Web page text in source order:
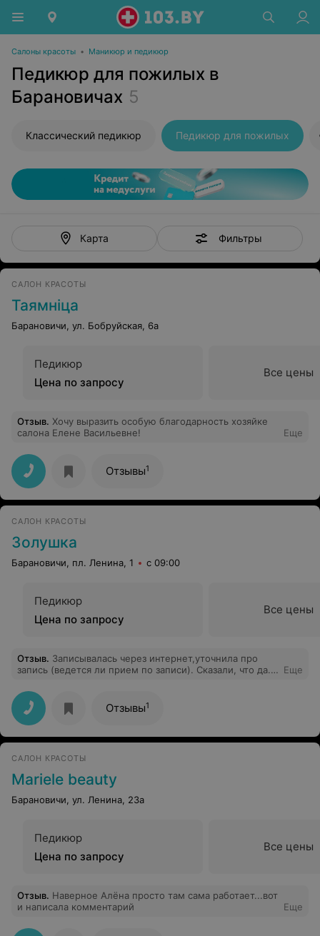
Салоны красоты • Маникюр и педикюр
Педикюр для пожилых в
Барановичах 5
Классический педикюр Педикюр для пожилых
Карта Фильтры
САЛОН КРАСОТЫ
Таямнiца
Барановичи, ул. Бобруйская, 6а
Педикюр
Цена по запросу
Все цены
Отзыв. Хочу выразить особую благодарность хозяйке
салона Елене Васильевне!
Еще
Отзывы1
САЛОН КРАСОТЫ
Золушка
Барановичи, пл. Ленина, 1 с 09:00
Педикюр
Цена по запросу
Все цены
Отзыв. Записывалась через интернет,уточнила про
запись (ведется ли прием по записи). Сказали, что да.
как в примерочную пригласили другую девушку.
Уточнив, актуальна ли запись, получила извинения по
причине какой-то накладки и просьбу подождать.
Женщина с ресепшена была очень мила и
обходительна, предложила кофе. В итоге,прождав час,
неприятным впечатлением от непрофессионального
поведения персонала.
Еще
Отзывы1
САЛОН КРАСОТЫ
Mariele beauty
Барановичи, ул. Ленина, 23а
Педикюр
Цена по запросу
Все цены
Отзыв. Наверное Алёна просто там сама работает...вот
и написала комментарий
Еще